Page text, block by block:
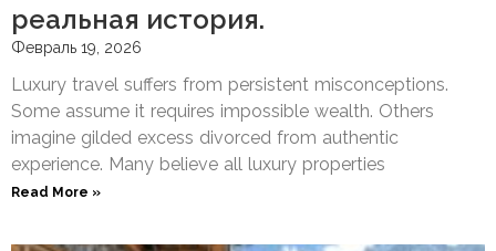
реальная история.
Февраль 19, 2026
Luxury travel suffers from persistent misconceptions.
Some assume it requires impossible wealth. Others
imagine gilded excess divorced from authentic
experience. Many believe all luxury properties
Read More »